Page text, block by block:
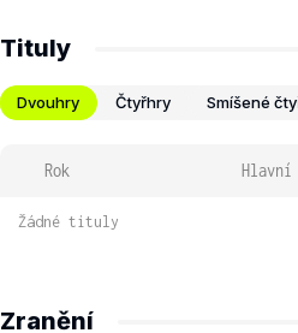
Tituly
Dvouhry Čtyřhry Smíšené
Rok
Žádné tituly
Zranění